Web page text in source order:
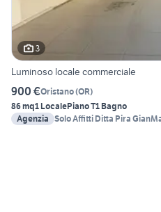
3
Luminoso locale commerciale
900 €Oristano(OR)
86 mq1 LocalePiano T1 Bagno
Agenzia Solo Affitti Ditta Pira